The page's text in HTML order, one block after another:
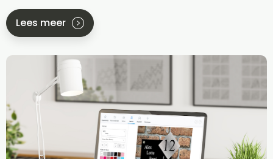
Lees meer